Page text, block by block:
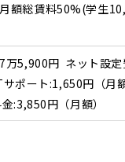
額総賃料50%(学生
万5,900円 ネット設
ポート:1,650円（月
:3,850円（月額）